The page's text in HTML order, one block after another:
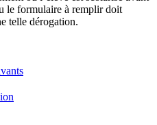
le formulaire à remplir doit
telle dérogation.